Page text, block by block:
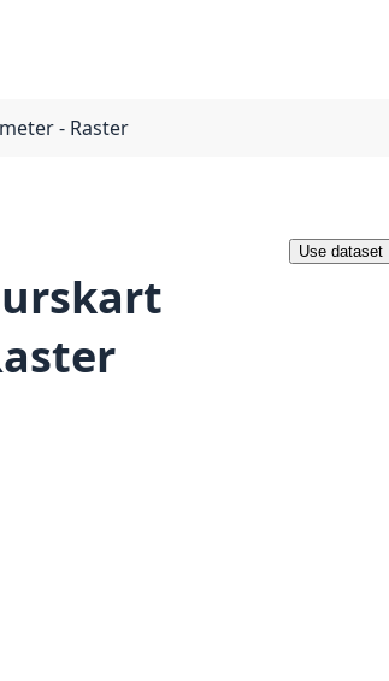
- Raster
Use dataset